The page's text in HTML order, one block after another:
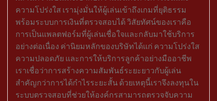
ความโปร่งใส เรามุ่งมั่นให้ผู้เล่นเข้าถึงเกมที่ยุติธรรม
พร้อมระบบการเงินที่ตรวจสอบได้ วิสัยทัศน์ของเราคือ
การเป็นแพลตฟอร์มที่ผู้เล่นเชื่อใจและกลับมาใช้บริการ
อย่างต่อเนื่อง ค่านิยมหลักของบริษัทได้แก่ ความโปร่งใส
ความปลอดภัย และการให้บริการลูกค้าอย่างมืออาชีพ
เราเชื่อว่าการสร้างความสัมพันธ์ระยะยาวกับผู้เล่น
สำคัญกว่าการได้กำไรระยะสั้น ด้วยเหตุนี้เราจึงลงทุนใน
ระบบตรวจสอบที่ช่วยให้องค์กรสามารถตรวจจับความ